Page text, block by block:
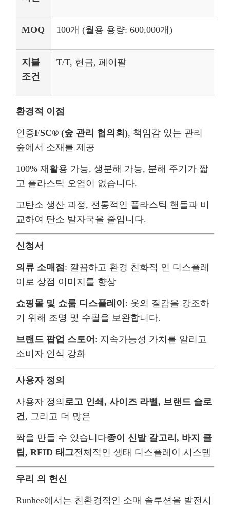
MOQ 100개 (월용 용량: 600,000개)
지불
조건
T/T, 현금, 페이팔
환경적 이점
인증FSC® (숲 관리 협의회), 책임감 있는 관리
숲에서 소재를 제공
100% 재활용 가능, 생분해 가능, 분해 주기가 짧
고 플라스틱 오염이 없습니다.
고탄소 생산 과정, 전통적인 플라스틱 핸들과 비
교하여 탄소 발자국을 줄입니다.
신청서
의류 소매점 : 깔끔하고 환경 친화적 인 디스플레
이로 상점 이미지를 향상
쇼핑몰 및 쇼룸 디스플레이 : 옷의 질감을 강조하
기 위해 조명 및 수필을 보완합니다.
브랜드 팝업 스토어 : 지속가능성 가치를 알리고
소비자 인식 강화
사용자 정의
사용자 정의 로고 인쇄, 사이즈 라벨, 브랜드 슬로
건, 그리고 더 많은
짝을 만들 수 있습니다종이 신발 갈고리, 바지 클
립, RFID 태그전체적인 생태 디스플레이 시스템
우리 의 헌신
Runhee에서는 친환경적인 소매 솔루션을 발전시